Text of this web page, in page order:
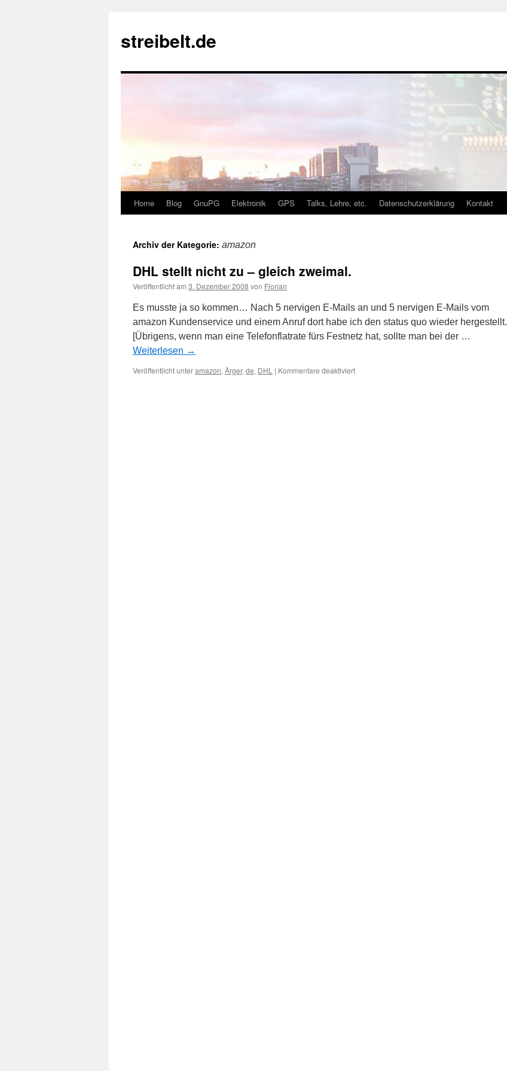
springen
streibelt.de
Home Blog GnuPG Elektronik GPS Talks, Lehre, etc. Datenschutzerklärung Kontakt
Archiv der Kategorie: amazon
DHL stellt nicht zu – gleich zweimal.
Veröffentlicht am 3. Dezember 2008 von Florian
Es musste ja so kommen… Nach 5 nervigen E-Mails an und 5 nervigen E-Mails vom
amazon Kundenservice und einem Anruf dort habe ich den status quo wieder hergestellt.
[Übrigens, wenn man eine Telefonflatrate fürs Festnetz hat, sollte man bei der …
Weiterlesen →
Veröffentlicht unteramazon, Ärger, de, DHL | Kommentare deaktiviertfür